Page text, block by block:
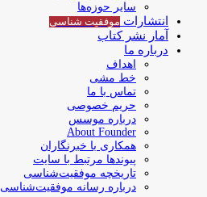
سایر حوزه‌ها
انتشارات موفقیت‌ شناسی
آمار نشر کتاب
درباره ما
اهداف
خط مشی
تماس با ما
حریم خصوصی
درباره موسس
About Founder
همکاری با خبرنگاران
پیوندها مرتبط با سایت
تاریخچه موفقیت‌شناسی
درباره رسانه موفقیت‌شناسی